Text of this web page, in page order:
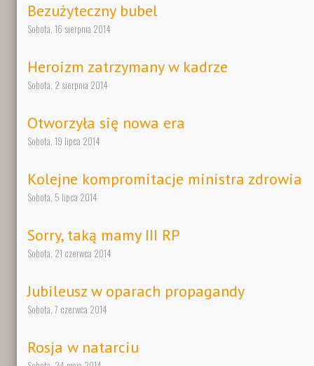
Bezużyteczny bubel
Sobota, 16 sierpnia 2014
Heroizm zatrzymany w kadrze
Sobota, 2 sierpnia 2014
Otworzyła się nowa era
Sobota, 19 lipca 2014
Kolejne kompromitacje ministra zdrowia
Sobota, 5 lipca 2014
Sorry, taką mamy III RP
Sobota, 21 czerwca 2014
Jubileusz w oparach propagandy
Sobota, 7 czerwca 2014
Rosja w natarciu